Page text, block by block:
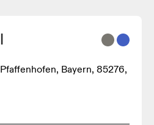
Bayern, 85276,